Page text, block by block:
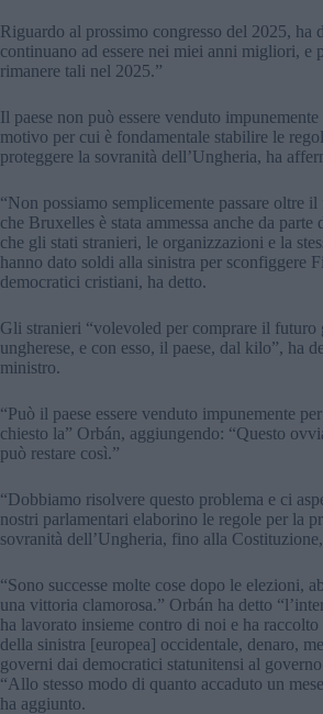
Riguardo al prossimo congresso del 2025, ha
continuano ad essere nei miei anni migliori, e
rimanere tali nel 2025.”
Il paese non può essere venduto impunemente
motivo per cui è fondamentale stabilire le
proteggere la sovranità dell’Ungheria, ha
“Non possiamo semplicemente passare oltre
che Bruxelles è stata ammessa anche da parte
che gli stati stranieri, le organizzazioni e la
hanno dato soldi alla sinistra per sconfiggere
democratici cristiani, ha detto.
Gli stranieri “volevoled per comprare il futuro
ungherese, e con esso, il paese, dal kilo”, ha
ministro.
“Può il paese essere venduto impunemente
chiesto la” Orbán, aggiungendo: “Questo
può restare così.”
“Dobbiamo risolvere questo problema e ci
nostri parlamentari elaborino le regole per la
sovranità dell’Ungheria, fino alla
“Sono successe molte cose dopo le elezioni,
una vittoria clamorosa.” Orbán ha detto
ha lavorato insieme contro di noi e ha raccolto
della sinistra [europea] occidentale, denaro,
governi dai democratici statunitensi al
“Allo stesso modo di quanto accaduto un
ha aggiunto.